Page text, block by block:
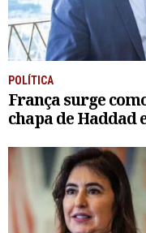
POLÍTICA
França surge
chapa de Haddad